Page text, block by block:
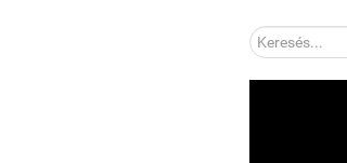
Kereső: